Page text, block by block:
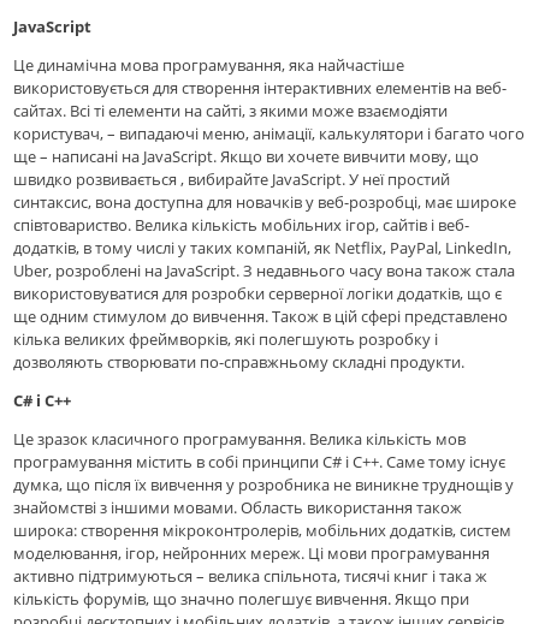
JavaScript
Це динамічна мова програмування, яка найчастіше
використовується для створення інтерактивних елементів на веб-
сайтах. Всі ті елементи на сайті, з якими може взаємодіяти
користувач, – випадаючі меню, анімації, калькулятори і багато чого
ще – написані на JavaScript. Якщо ви хочете вивчити мову, що
швидко розвивається , вибирайте JavaScript. У неї простий
синтаксис, вона доступна для новачків у веб-розробці, має широке
співтовариство. Велика кількість мобільних ігор, сайтів і веб-
додатків, в тому числі у таких компаній, як Netflix, PayPal, LinkedIn,
Uber, розроблені на JavaScript. З недавнього часу вона також стала
використовуватися для розробки серверної логіки додатків, що є
ще одним стимулом до вивчення. Також в цій сфері представлено
кілька великих фреймворків, які полегшують розробку і
дозволяють створювати по-справжньому складні продукти.
C# і C++
Це зразок класичного програмування. Велика кількість мов
програмування містить в собі принципи C# і C++. Саме тому існує
думка, що після їх вивчення у розробника не виникне труднощів у
знайомстві з іншими мовами. Область використання також
широка: створення мікроконтролерів, мобільних додатків, систем
моделювання, ігор, нейронних мереж. Ці мови програмування
активно підтримуються – велика спільнота, тисячі книг і така ж
кількість форумів, що значно полегшує вивчення. Якщо при